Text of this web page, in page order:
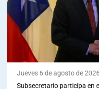
Jueves 6 de agosto de 2026
Subsecretario participa en